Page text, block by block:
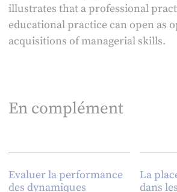
illustrates that a professional
educational practice can open as
acquisitions of managerial skills.
En complément
Evaluer la performance
des dynamiques
La
dans